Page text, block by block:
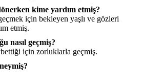
kime yardım etmiş?
için bekleyen yaşlı ve gözleri
etmiş.
nasıl geçmiş?
için zorluklarla geçmiş.